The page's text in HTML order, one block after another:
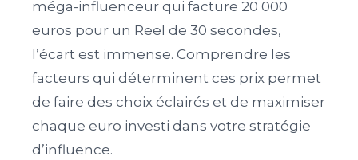
méga-influenceur qui facture 20 000
euros pour un Reel de 30 secondes,
l’écart est immense. Comprendre les
facteurs qui déterminent ces prix permet
de faire des choix éclairés et de maximiser
chaque euro investi dans votre stratégie
d’influence.